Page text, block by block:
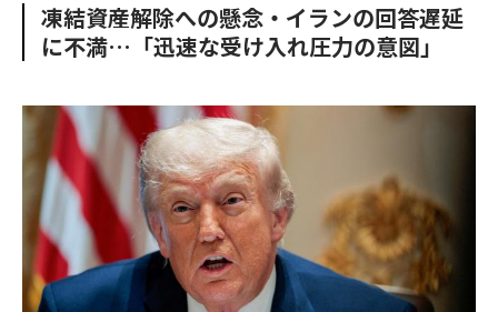
o
o
e
r
u
t
n
凍結資産解除への懸念・イランの回答遅延
に不満…「迅速な受け入れ圧力の意図」